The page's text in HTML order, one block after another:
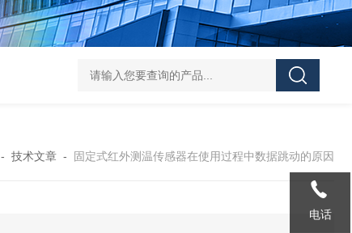
36AWG磷青铜四色低温排线 36AWG/32AWG/34AWG
- 技术文章 - 固定式红外测温传感器在使用过程中数据跳动的原因
电话